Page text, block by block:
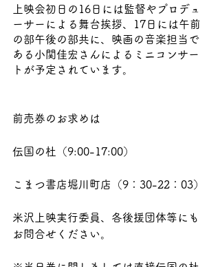
上映会初日の16日には監督やプロデュ
ーサーによる舞台挨拶、17日には午前
の部午後の部共に、映画の音楽担当で
ある小関佳宏さんによるミニコンサー
トが予定されています。
前売券のお求めは
伝国の杜（9:00-17:00）
こまつ書店堀川町店（9：30-22：03）
米沢上映実行委員、各後援団体等にも
お問合せください。